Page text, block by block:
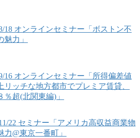
18 オンラインセミナー「ボストン不
魅力」
16 オンラインセミナー「所得偏差値
リッチな地方都市でプレミア賃貸、
％超(北関東編)」
22 セミナー「アメリカ高収益商業物
力@東京一番町」